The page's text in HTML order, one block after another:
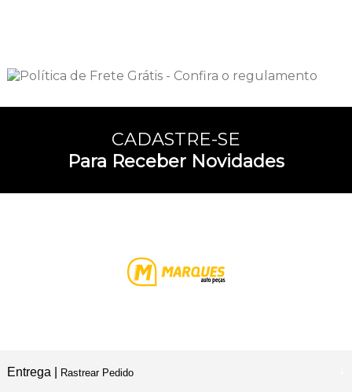
CADASTRE-SE
Para Receber Novidades
Entrega | Rastrear Pedido